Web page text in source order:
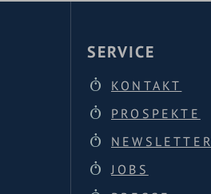
SERVICE
KONTAKT
PROSPEKTE
NEWSLETTER
JOBS